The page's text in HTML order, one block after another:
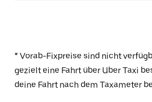
* Vorab-Fixpreise sind nicht
gezielt eine Fahrt über Uber Taxi
deine Fahrt nach dem Taxameter